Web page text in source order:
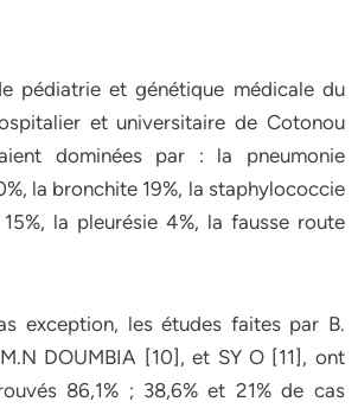
pédiatrie et génétique médicale du
et universitaire de Cotonou
dominées par : la pneumonie
la bronchite 19%, la staphylococcie
la pleurésie 4%, la fausse route
exception, les études faites par B.
DOUMBIA [10], et SY O [11], ont
86,1% ; 38,6% et 21% de cas